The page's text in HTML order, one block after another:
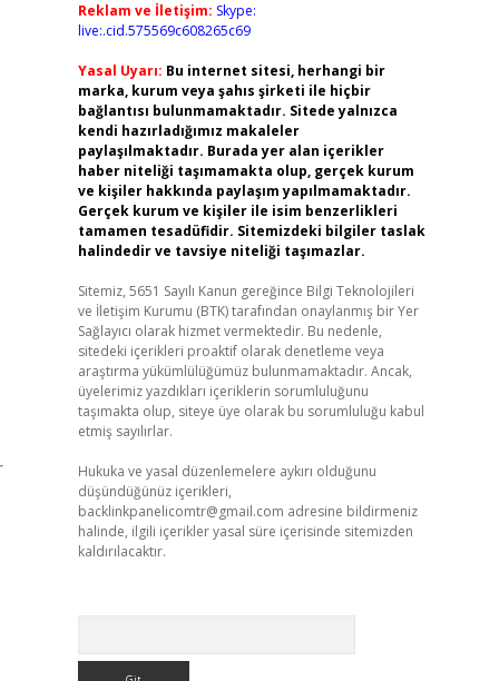
Reklam ve İletişim: Skype:
live:.cid.575569c608265c69
Yasal Uyarı: Bu internet sitesi, herhangi bir
marka, kurum veya şahıs şirketi ile hiçbir
bağlantısı bulunmamaktadır. Sitede yalnızca
kendi hazırladığımız makaleler
paylaşılmaktadır. Burada yer alan içerikler
haber niteliği taşımamakta olup, gerçek kurum
ve kişiler hakkında paylaşım yapılmamaktadır.
Gerçek kurum ve kişiler ile isim benzerlikleri
tamamen tesadüfidir. Sitemizdeki bilgiler taslak
halindedir ve tavsiye niteliği taşımazlar.
Sitemiz, 5651 Sayılı Kanun gereğince Bilgi Teknolojileri
ve İletişim Kurumu (BTK) tarafından onaylanmış bir Yer
Sağlayıcı olarak hizmet vermektedir. Bu nedenle,
sitedeki içerikleri proaktif olarak denetleme veya
araştırma yükümlülüğümüz bulunmamaktadır. Ancak,
üyelerimiz yazdıkları içeriklerin sorumluluğunu
taşımakta olup, siteye üye olarak bu sorumluluğu kabul
etmiş sayılırlar.
Hukuka ve yasal düzenlemelere aykırı olduğunu
düşündüğünüz içerikleri,
backlinkpanelicomtr@gmail.com adresine bildirmeniz
halinde, ilgili içerikler yasal süre içerisinde sitemizden
kaldırılacaktır.